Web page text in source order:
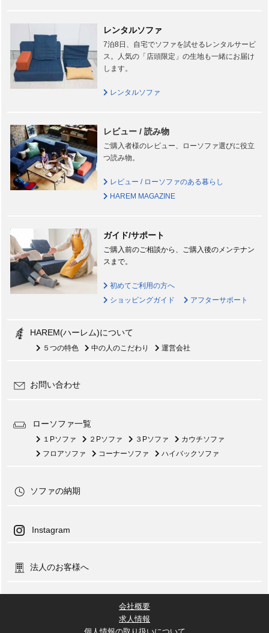
レンタルソファ
7泊8日、自宅でソファを試せるレンタルサービ
ス。人気の「店頭限定」の生地も一緒にお届け
します。
レンタルソファ
レビュー / 読み物
ご購入者様のレビュー、ローソファ選びに役立
つ読み物。
レビュー / ローソファのある暮らし
HAREM MAGAZINE
ガイド/サポート
ご購入前のご相談から、ご購入後のメンテナン
スまで。
初めてご利用の方へ
ショッピングガイド
アフターサポート
HAREM(ハーレム)について
５つの特色 中の人のこだわり 運営会社
お問い合わせ
ローソファ一覧
１Pソファ ２Pソファ ３Pソファ
カウチソファ
フロアソファ
コーナーソファ ハイバックソファ
ソファの納期
Instagram
法人のお客様へ
会社概要
求人情報